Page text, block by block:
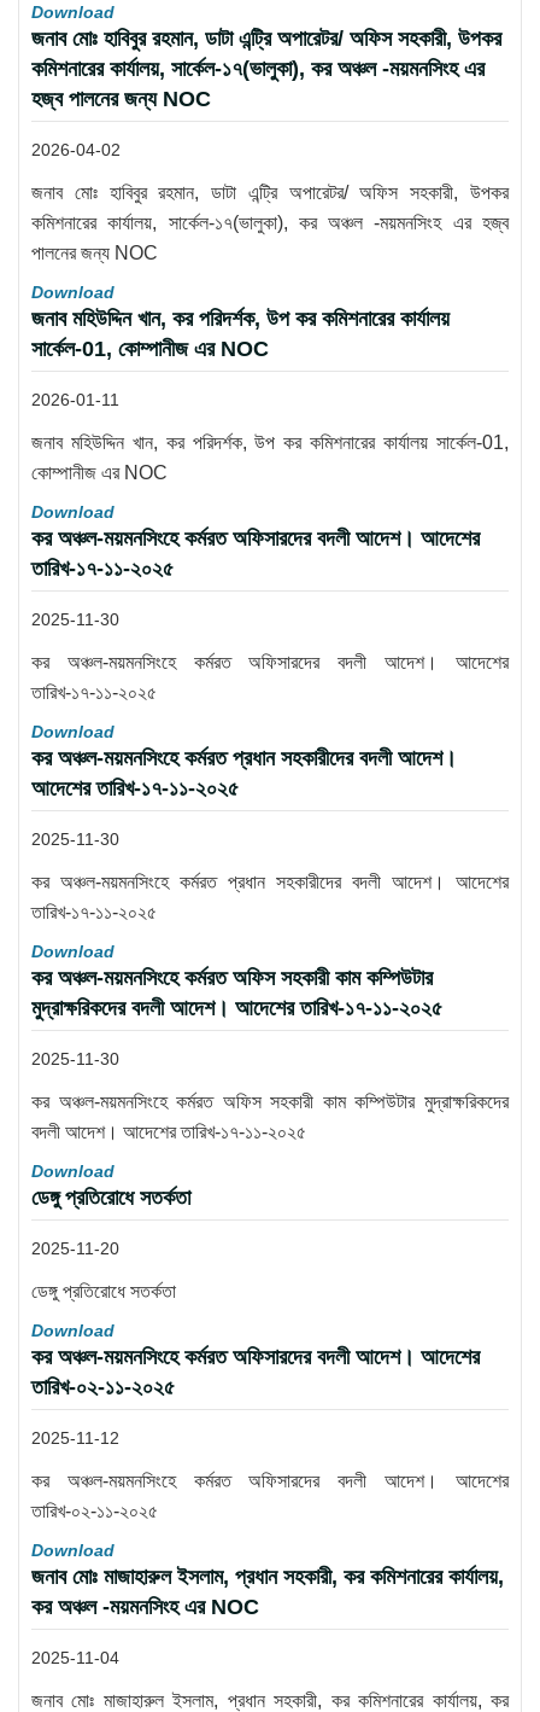
Download
জনাব মোঃ হাবিবুর রহমান, ডাটা এন্ট্রি অপারেটর/ অফিস সহকারী, উপকর
কমিশনারের কার্যালয়, সার্কেল-১৭(ভালুকা), কর অঞ্চল -ময়মনসিংহ এর
হজ্ব পালনের জন্য NOC
2026-04-02
জনাব মোঃ হাবিবুর রহমান, ডাটা এন্ট্রি অপারেটর/ অফিস সহকারী, উপকর
কমিশনারের কার্যালয়, সার্কেল-১৭(ভালুকা), কর অঞ্চল -ময়মনসিংহ এর হজ্ব
পালনের জন্য NOC
Download
জনাব মহিউদ্দিন খান, কর পরিদর্শক, উপ কর কমিশনারের কার্যালয়
সার্কেল-01, কোম্পানীজ এর NOC
2026-01-11
জনাব মহিউদ্দিন খান, কর পরিদর্শক, উপ কর কমিশনারের কার্যালয় সার্কেল-01,
কোম্পানীজ এর NOC
Download
কর অঞ্চল-ময়মনসিংহে কর্মরত অফিসারদের বদলী আদেশ। আদেশের
তারিখ-১৭-১১-২০২৫
2025-11-30
কর অঞ্চল-ময়মনসিংহে কর্মরত অফিসারদের বদলী আদেশ। আদেশের
তারিখ-১৭-১১-২০২৫
Download
কর অঞ্চল-ময়মনসিংহে কর্মরত প্রধান সহকারীদের বদলী আদেশ।
আদেশের তারিখ-১৭-১১-২০২৫
2025-11-30
কর অঞ্চল-ময়মনসিংহে কর্মরত প্রধান সহকারীদের বদলী আদেশ। আদেশের
তারিখ-১৭-১১-২০২৫
Download
কর অঞ্চল-ময়মনসিংহে কর্মরত অফিস সহকারী কাম কম্পিউটার
মুদ্রাক্ষরিকদের বদলী আদেশ। আদেশের তারিখ-১৭-১১-২০২৫
2025-11-30
কর অঞ্চল-ময়মনসিংহে কর্মরত অফিস সহকারী কাম কম্পিউটার মুদ্রাক্ষরিকদের
বদলী আদেশ। আদেশের তারিখ-১৭-১১-২০২৫
Download
ডেঙ্গু প্রতিরোধে সতর্কতা
2025-11-20
ডেঙ্গু প্রতিরোধে সতর্কতা
Download
কর অঞ্চল-ময়মনসিংহে কর্মরত অফিসারদের বদলী আদেশ। আদেশের
তারিখ-০২-১১-২০২৫
2025-11-12
কর অঞ্চল-ময়মনসিংহে কর্মরত অফিসারদের বদলী আদেশ। আদেশের
তারিখ-০২-১১-২০২৫
Download
জনাব মোঃ মাজাহারুল ইসলাম, প্রধান সহকারী, কর কমিশনারের কার্যালয়,
কর অঞ্চল -ময়মনসিংহ এর NOC
2025-11-04
জনাব মোঃ মাজাহারুল ইসলাম, প্রধান সহকারী, কর কমিশনারের কার্যালয়, কর